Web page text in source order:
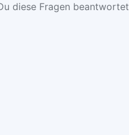
diese Fragen beantwortet